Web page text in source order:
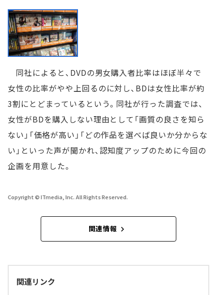
同社によると、DVDの男女購入者比率はほぼ半々で
女性の比率がやや上回るのに対し、BDは女性比率が約
3割にとどまっているという。同社が行った調査では、
女性がBDを購入しない理由として「画質の良さを知ら
ない」「価格が高い」「どの作品を選べば良いか分からな
い」といった声が聞かれ、認知度アップのために今回の
企画を用意した。
Copyright © ITmedia, Inc. All Rights Reserved.
関連情報
関連リンク